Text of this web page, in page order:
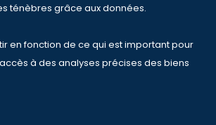
ténèbres grâce aux données.
en fonction de ce qui est important pour
à des analyses précises des biens